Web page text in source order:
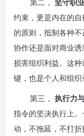
第二， 坚守职
约束，更是内在的
的原则，抵制各种
协作还是面对商业
损害组织利益。这
键，也是个人和组织
第三， 执行力
指令的坚决执行上
动，不拖延，不打